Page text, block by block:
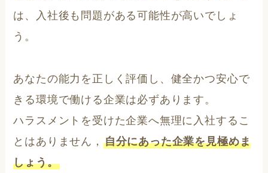
は、入社後も問題がある可能性が高いでしょ
う。
あなたの能力を正しく評価し、健全かつ安心で
きる環境で働ける企業は必ずあります。
ハラスメントを受けた企業へ無理に入社するこ
とはありません， 自分にあった企業を見極めま
しょう。